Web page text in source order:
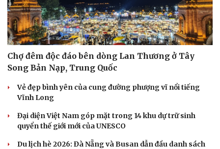
Chợ đêm độc đáo bên dòng Lan Thương ở Tây
Song Bản Nạp, Trung Quốc
Vẻ đẹp bình yên của cung đường phượng vĩ nổi tiếng
Vĩnh Long
Đại diện Việt Nam góp mặt trong 14 khu dự trữ sinh
quyển thế giới mới của UNESCO
Du lịch hè 2026: Đà Nẵng và Busan dẫn đầu danh sách